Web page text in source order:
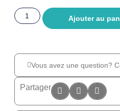
Ajouter au
Vous avez une question?
Partager